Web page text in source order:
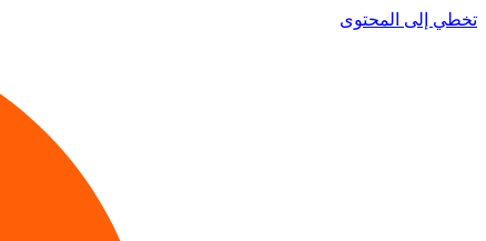
تخطي إلى المحتوى